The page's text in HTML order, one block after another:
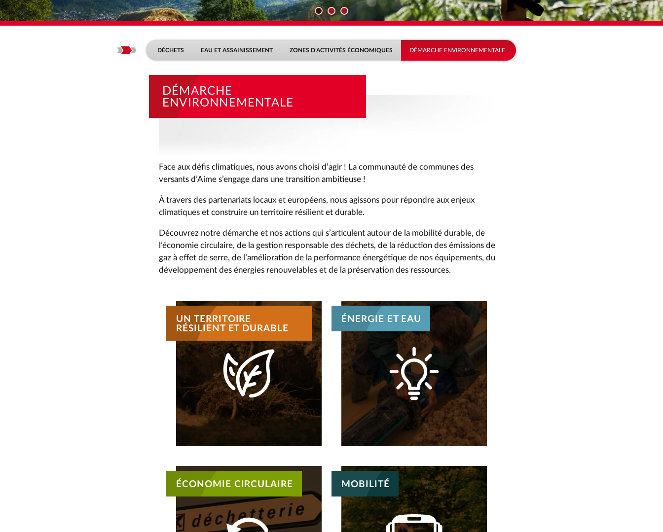
Menu de navigation secondaire : sous-pages de « Environnement & Déchets ».
PASSER LE MENU DE NAVIGATION SECONDAIRE
DÉCHETS EAU ET ASSAINISSEMENT ZONES D’ACTIVITÉS ÉCONOMIQUES DÉMARCHE ENVIRONNEMENTALE
DÉMARCHE
ENVIRONNEMENTALE
Face aux défis climatiques, nous avons choisi d’agir ! La communauté de communes des
versants d’Aime s’engage dans une transition ambitieuse !
À travers des partenariats locaux et européens, nous agissons pour répondre aux enjeux
climatiques et construire un territoire résilient et durable.
Découvrez notre démarche et nos actions qui s’articulent autour de la mobilité durable, de
l’économie circulaire, de la gestion responsable des déchets, de la réduction des émissions de
gaz à effet de serre, de l’amélioration de la performance énergétique de nos équipements, du
développement des énergies renouvelables et de la préservation des ressources.
UN TERRITOIRE
RÉSILIENT ET DURABLE
ÉNERGIE ET EAU
ÉCONOMIE CIRCULAIRE MOBILITÉ